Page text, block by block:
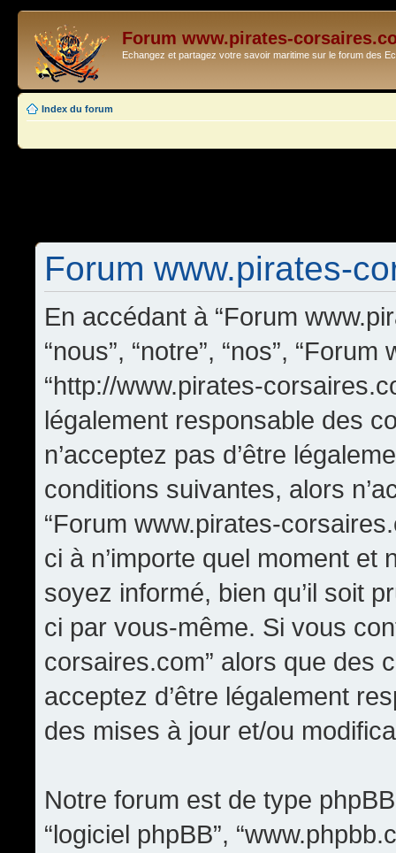
Forum www.pirates-
Echangez et partagez votre savoir maritime sur le forum des
Index du forum
Forum www.pirates-
En accédant à “Forum
“nous”, “notre”, “nos”,
“http://www.pirates-
légalement responsable des
n’acceptez pas d’être
conditions suivantes, alors
“Forum www.pirates-
ci à n’importe quel moment
soyez informé, bien qu’il soit
ci par vous-même. Si vous
corsaires.com” alors que des
acceptez d’être légalement
des mises à jour et/ou
Notre forum est de type phpBB
“logiciel phpBB”,